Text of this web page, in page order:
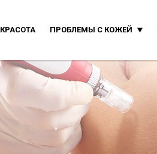
КРАСОТА ПРОБЛЕМЫ С КОЖЕЙ